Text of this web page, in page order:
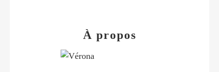
À propos